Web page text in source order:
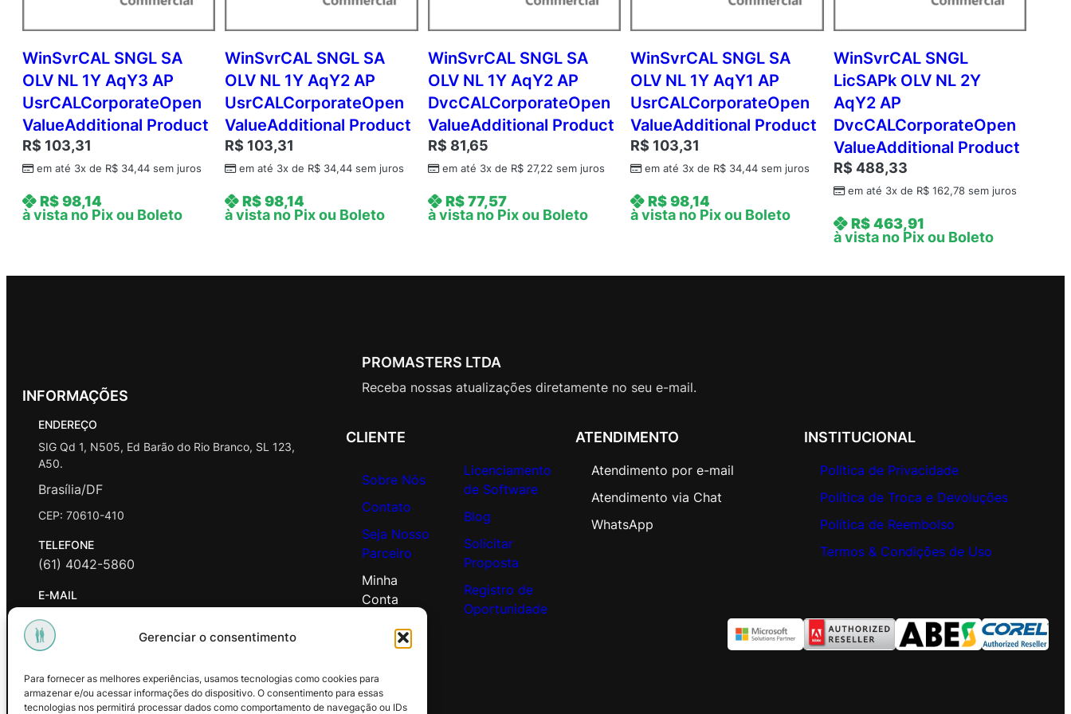
Gerenciar o consentimento
Para fornecer as melhores experiências, usamos tecnologias como cookies para
armazenar e/ou acessar informações do dispositivo. O consentimento para essas
tecnologias nos permitirá processar dados como comportamento de navegação ou IDs
L
1
Y
A
q
Y
3
A
d
e
WinSvrCAL SNGL SA
OLV NL 1Y AqY3 AP
UsrCALCorporateOpen
ValueAdditional Product
R$ 103,31
em até 3x de R$ 34,44 sem juros
R$98,14
à vista no Pix ou Boleto
WinSvrCAL SNGL SA
OLV NL 1Y AqY2 AP
UsrCALCorporateOpen
ValueAdditional Product
R$ 103,31
em até 3x de R$ 34,44 sem juros
R$98,14
à vista no Pix ou Boleto
WinSvrCAL SNGL SA
OLV NL 1Y AqY2 AP
DvcCALCorporateOpen
ValueAdditional Product
R$ 81,65
em até 3x de R$27,22 sem juros
R$77,57
à vista no Pix ou Boleto
WinSvrCAL SNGL SA
OLV NL 1Y AqY1 AP
UsrCALCorporateOpen
ValueAdditional Product
R$ 103,31
em até 3x de R$ 34,44 sem juros
R$98,14
à vista no Pix ou Boleto
WinSvrCAL SNGL
LicSAPk OLV NL 2Y
AqY2 AP
DvcCALCorporateOpen
ValueAdditional Product
R$ 488,33
em até 3x de R$162,78sem juros
R$463,91
à vista no Pix ou Boleto
INFORMAÇÕES
ENDEREÇO
SIG Qd 1, N505, Ed Barão do Rio Branco, SL 123,
A50.
Brasília/DF
CEP: 70610-410
TELEFONE
(61) 4042-5860
E-MAIL
contato@promasters.net.br
HORÁRIO DE ATENDIMENTO
Facebook Instagram Youtube
PROMASTERS LTDA
Receba nossas atualizações diretamente no seu e-mail.
CLIENTE
Sobre Nós
Contato
Seja Nosso
Parceiro
Minha
Conta
Licenciamento
de Software
Blog
Solicitar
Proposta
Registro de
Oportunidade
ATENDIMENTO
Atendimento por e-mail
Atendimento via Chat
WhatsApp
INSTITUCIONAL
Política de Privacidade
Política de Troca e Devoluções
Política de Reembolso
Termos & Condições de Uso